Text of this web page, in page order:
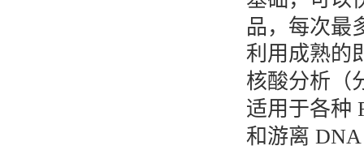
品，每次最
利用成熟的
核酸分析（
适用于各种
和游离